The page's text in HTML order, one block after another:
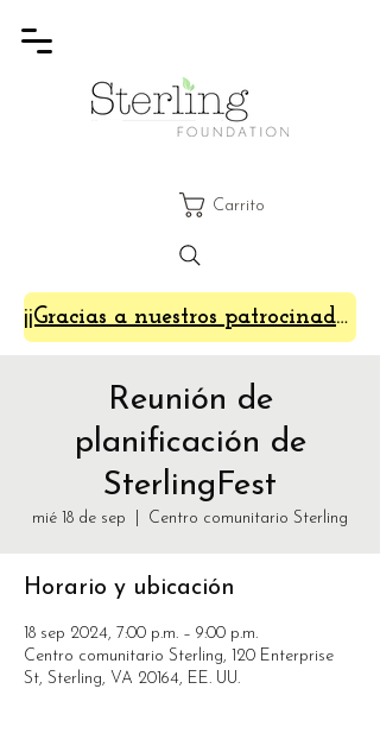
¡¡Gracias a nuestros patrocinadores de SterlingFest 2024!!
Carrito
Reunión de
planificación de
SterlingFest
mié 18 de sep Centro comunitario Sterling
Horario y ubicación
18 sep 2024, 7:00 p.m. – 9:00 p.m.
Centro comunitario Sterling, 120 Enterprise
St, Sterling, VA 20164, EE. UU.